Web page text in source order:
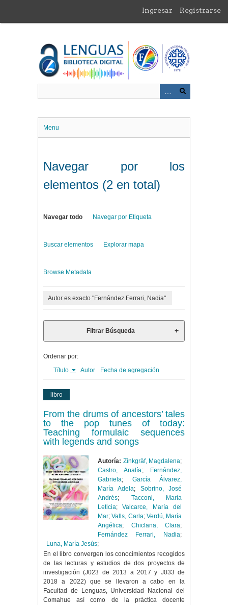
contenido
Ingresar Registrarse
Menu
Navegar por los
elementos (2 en total)
Navegar todo Navegar por Etiqueta
Buscar elementos Explorar mapa
Browse Metadata
Autor es exacto "Fernández Ferrari, Nadia"
Filtrar Búsqueda
Ordenar por:
Título
Autor Fecha de agregación
libro
From the drums of ancestors’ tales
to the pop tunes of today:
Teaching formulaic sequences
with legends and songs
Autoría: Zinkgräf, Magdalena;
Castro, Analía;
Fernández,
Gabriela; García Álvarez,
María Adela; Sobrino, José
Andrés; Tacconi, María
Leticia;Valcarce, María del
Mar;Valls, Carla; Verdú, María
Angélica; Chiclana, Clara;
Fernández Ferrari, Nadia;
Luna, María Jesús;
En el libro convergen los conocimientos recogidos
de las lecturas y estudios de dos proyectos de
investigación (J023 de 2013 a 2017 y J033 de
2018 a 2022) que se llevaron a cabo en la
Facultad de Lenguas, Universidad Nacional del
Comahue así como de la práctica docente